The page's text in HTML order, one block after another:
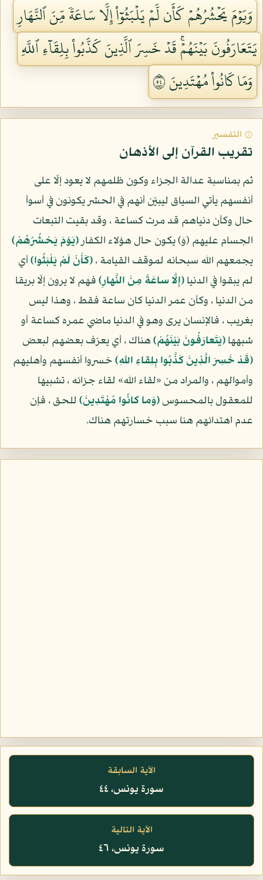
وَيَوۡمَ يَحۡشُرُهُمۡ كَأَن لَّمۡ يَلۡبَثُوٓاْ إِلَّا سَاعَةٗ مِّنَ ٱلنَّهَارِ
يَتَعَارَفُونَ بَيۡنَهُمۡۚ قَدۡ خَسِرَ ٱلَّذِينَ كَذَّبُواْ بِلِقَآءِ ٱللَّهِ
وَمَا كَانُواْ مُهۡتَدِينَ ٤٥
۞ التفسير
تقريب القرآن إلى الأذهان
ثم بمناسبة عدالة الجزاء وكون ظلمهم لا يعود إلّا على
أنفسهم يأتي السياق ليبيّن أنهم في الحشر يكونون في أسوأ
حال وكأن دنياهم قد مرت كساعة ، وقد بقيت التبعات
الجسام عليهم (وَ) يكون حال هؤلاء الكفار(يَوْمَ يَحْشُرُهُمْ)
يجمعهم الله سبحانه لموقف القيامة ،(كَأَنْ لَمْ يَلْبَثُوا)أي
لم يبقوا في الدنيا(إِلَّا ساعَةً مِنَ النَّهارِ)فهم لا يرون إلّا بريقا
من الدنيا ، وكأن عمر الدنيا كان ساعة فقط ، وهذا ليس
بغريب ، فالإنسان يرى وهو في الدنيا ماضي عمره كساعة أو
شبهها(يَتَعارَفُونَ بَيْنَهُمْ)هناك ، أي يعرّف بعضهم لبعض
(قَدْ خَسِرَ الَّذِينَ كَذَّبُوا بِلِقاءِ اللهِ)خسروا أنفسهم وأهليهم
وأموالهم ، والمراد من «لقاء الله» لقاء جزائه ، تشبيها
للمعقول بالمحسوس(وَما كانُوا مُهْتَدِينَ)للحق ، فإن
عدم اهتدائهم هنا سبب خسارتهم هناك.
الآية السابقة
سورة يونس، ٤٤
الآية التالية
سورة يونس، ٤٦